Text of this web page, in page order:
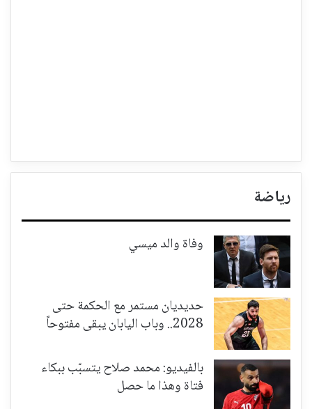
رياضة
وفاة والد ميسي
حديديان مستمر مع الحكمة حتى
2028.. وباب اليابان يبقى مفتوحاً
بالفيديو: محمد صلاح يتسبّب ببكاء
فتاة وهذا ما حصل